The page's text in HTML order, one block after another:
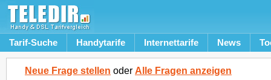
Tarif-Suche Handytarife Internettarife News
Neue Frage stellen oder Alle Fragen anzeigen